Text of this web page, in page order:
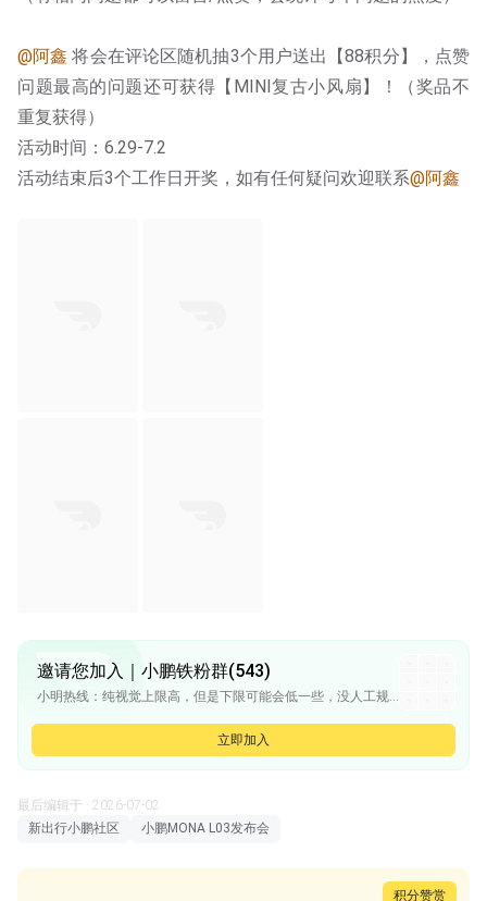
@阿鑫 将会在评论区随机抽3个用户送出【88积分】，点赞
问题最高的问题还可获得【MINI复古小风扇】！（奖品不
重复获得）
活动时间：6.29-7.2
活动结束后3个工作日开奖，如有任何疑问欢迎联系@阿鑫
邀请您加入｜小鹏铁粉群(543)
小明热线：小康平均每台车需要付给华为13-15万左右的钱
立即加入
最后编辑于 · 2026-07-02
新出行小鹏社区
小鹏MONA L03发布会
积分赞赏